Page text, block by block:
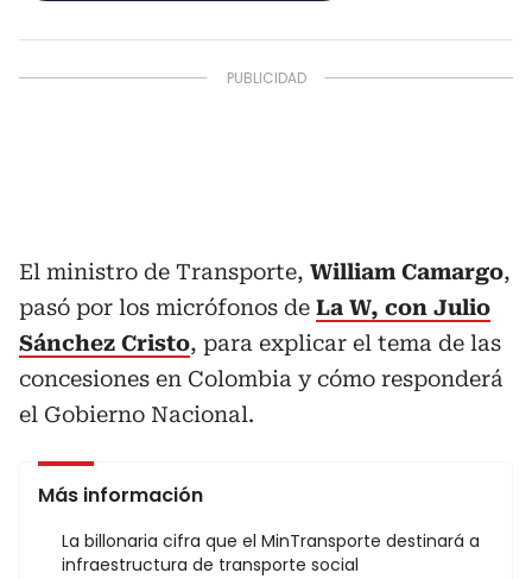
El ministro de Transporte, William Camargo,
pasó por los micrófonos de La W, con Julio
Sánchez Cristo, para explicar el tema de las
concesiones en Colombia y cómo responderá
el Gobierno Nacional.
Más información
La billonaria cifra que el MinTransporte destinará a
infraestructura de transporte social